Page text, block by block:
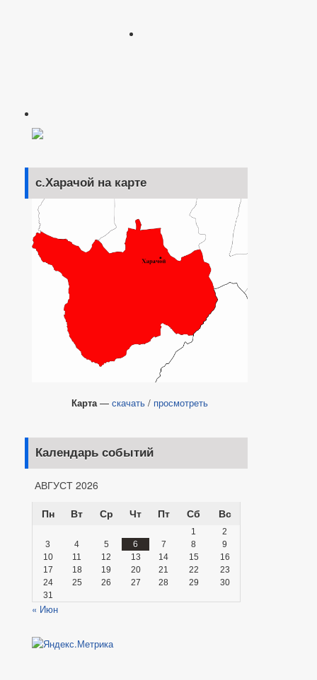
с.Харачой на карте
Карта— скачать / просмотреть
Календарь событий
АВГУСТ 2026
Пн
Вт Ср Чт Пт Сб Вс
1
2
3
4 5 6 7 8
9
10
11 12 13 14 15
16
17
18 19 20 21 22
23
24
25 26 27 28 29
30
31
« Июн